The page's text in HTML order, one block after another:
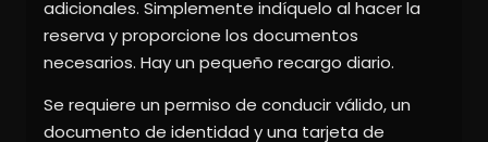
adicionales. Simplemente indíquelo al hacer la
reserva y proporcione los documentos
necesarios. Hay un pequeño recargo diario.
Se requiere un permiso de conducir válido, un
documento de identidad y una tarjeta de